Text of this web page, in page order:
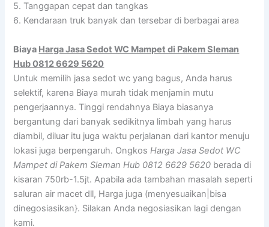
5. Tanggapan cepat dan tangkas
6. Kendaraan truk banyak dan tersebar di berbagai area
Biaya Harga Jasa Sedot WC Mampet di Pakem Sleman
Hub 0812 6629 5620
Untuk memilih jasa sedot wc yang bagus, Anda harus
selektif, karena Biaya murah tidak menjamin mutu
pengerjaannya. Tinggi rendahnya Biaya biasanya
bergantung dari banyak sedikitnya limbah yang harus
diambil, diluar itu juga waktu perjalanan dari kantor menuju
lokasi juga berpengaruh. OngkosHarga Jasa Sedot WC
Mampet di Pakem Sleman Hub 0812 6629 5620 berada di
kisaran 750rb-1.5jt. Apabila ada tambahan masalah seperti
saluran air macet dll, Harga juga (menyesuaikan|bisa
dinegosiasikan}. Silakan Anda negosiasikan lagi dengan
kami.